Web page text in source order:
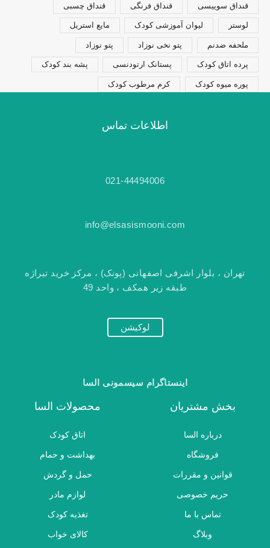
قنداق سوییسی قنداق فرنگی قنداق چسبی
لوستر لیوان آموزشی کودک مایع استریل
ملحفه ضدنم پتو نخی نوزاد پتو نوزاد
پرده اتاق کودک پستانک ارتودنسی پشه بند کودک
پوره میوه کودک کرم مرطوب کودک
اطلاعات تماس
021-44494006
info@elsasismooni.com
تهران ، بلوار اشرفی اصفهانی (پونک) ، مرکز خرید تیراژه
طبقه زیر همکف ، واحد 49
لوکیشن
اینستاگرام سیسمونی السا
بخش مشتریان
درباره السا
فروشگاه
قوانین و مقررات
حریم خصوصی
تماس با ما
وبلاگ
محصولات السا
اتاق کودک
بهداشت و حمام
حمل و گردش
لوازم مادر
تغذیه کودک
کالای خواب